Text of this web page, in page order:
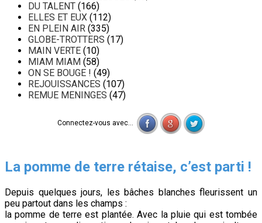
DU TALENT (166)
ELLES ET EUX (112)
EN PLEIN AIR (335)
GLOBE-TROTTERS (17)
MAIN VERTE (10)
MIAM MIAM (58)
ON SE BOUGE ! (49)
REJOUISSANCES (107)
REMUE MENINGES (47)
Connectez-vous avec...
La pomme de terre rétaise, c’est parti !
Depuis quelques jours, les bâches blanches fleurissent un
peu partout dans les champs :
la pomme de terre est plantée. Avec la pluie qui est tombée